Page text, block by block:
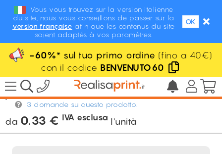
Vous vous trouvez sur la version italienne
du site, nous vous conseillons de passer sur la
version française afin que les contenus du site
soient adaptés à vos paramètres.
OK
-60%* sul tuo primo ordine (fino a 40€)
con il codice BENVENUTO60
/ Packaging personalizzato
Borse
personalizzate / Buste in carta kraft
3 domande su questo prodotto.
da 0.33 € IVA esclusa l'unità